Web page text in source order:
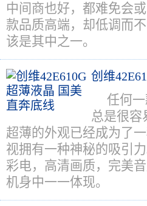
中间商也好，都难免会
款品质高端，却低调而
该是其中之一。
创维
任何
总是很容
超薄的外观已经成为了
视拥有一种神秘的吸引
彩电，高清画质，完美
机身中一一体现。